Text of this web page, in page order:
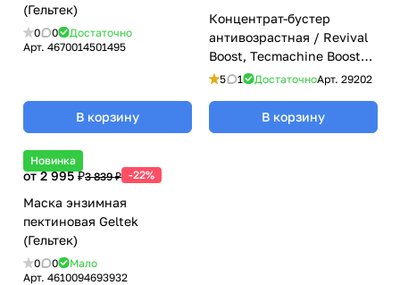
(Гельтек)
0 0
Достаточно
Арт. 4670014501495
В корзину
Концентрат-бустер
антивозрастная / Revival
Boost, Tecmachine Booster,
GiGi (Джи Джи) - 200 мл
5 1 ДостаточноАрт. 29202
В корзину
Новинка
от 2 995 ₽3 839 ₽ -22%
Маска энзимная
пектиновая Geltek
(Гельтек)
0 0
Мало
Арт. 4610094693932